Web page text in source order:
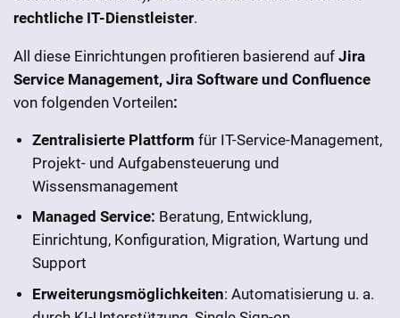
rechtliche IT-Dienstleister.
All diese Einrichtungen profitieren basierend auf Jira
Service Management, Jira Software und Confluence
von folgenden Vorteilen:
Zentralisierte Plattform für IT-Service-Management,
Projekt- und Aufgabensteuerung und
Wissensmanagement
Managed Service: Beratung, Entwicklung,
Einrichtung, Konfiguration, Migration, Wartung und
Support
Erweiterungsmöglichkeiten: Automatisierung u. a.